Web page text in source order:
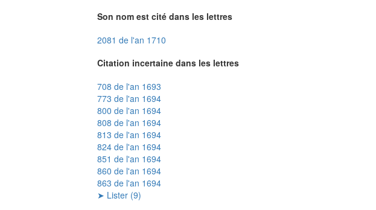
Son nom est cité dans les lettres
2081 de l'an 1710
Citation incertaine dans les lettres
708 de l'an 1693
773 de l'an 1694
800 de l'an 1694
808 de l'an 1694
813 de l'an 1694
824 de l'an 1694
851 de l'an 1694
860 de l'an 1694
863 de l'an 1694
➤ Lister (9)